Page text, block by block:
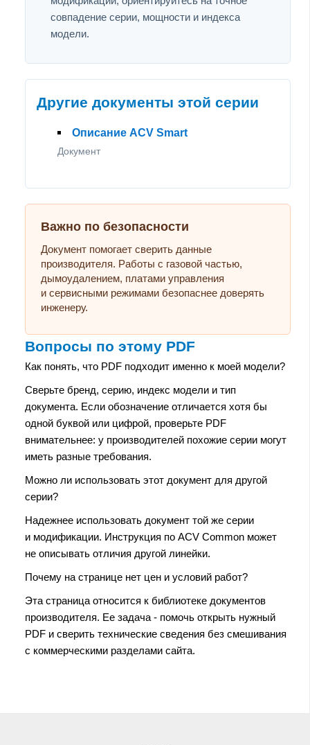
совпадение серии, мощности и индекса
модели.
Другие документы этой серии
Описание ACV Smart
Документ
Важно по безопасности
Документ помогает сверить данные
производителя. Работы с газовой частью,
дымоудалением, платами управления
и сервисными режимами безопаснее доверять
инженеру.
Вопросы по этому PDF
Как понять, что PDF подходит именно к моей модели?
Сверьте бренд, серию, индекс модели и тип
документа. Если обозначение отличается хотя бы
одной буквой или цифрой, проверьте PDF
внимательнее: у производителей похожие серии могут
иметь разные требования.
Можно ли использовать этот документ для другой
серии?
Надежнее использовать документ той же серии
и модификации. Инструкция по ACV Common может
не описывать отличия другой линейки.
Почему на странице нет цен и условий работ?
Эта страница относится к библиотеке документов
производителя. Ее задача - помочь открыть нужный
PDF и сверить технические сведения без смешивания
с коммерческими разделами сайта.